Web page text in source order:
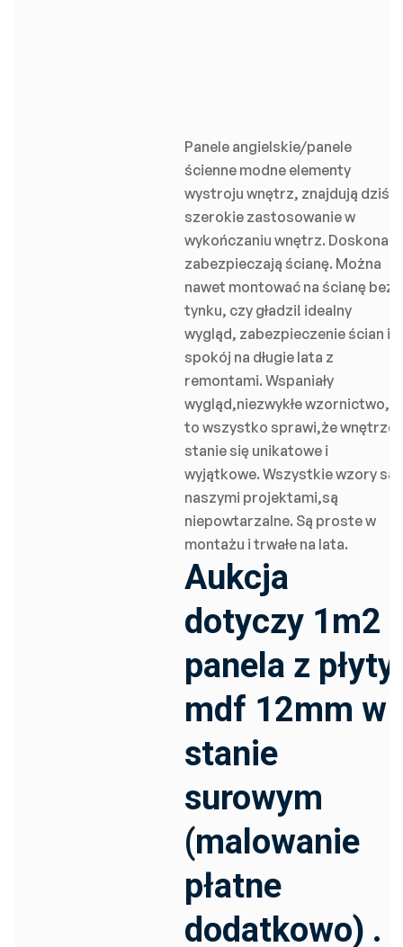
Panele angielskie/panele
ścienne modne elementy
wystroju wnętrz, znajdują dziś
szerokie zastosowanie w
wykończaniu wnętrz. Doskonale
zabezpieczają ścianę. Można
nawet montować na ścianę bez
tynku, czy gładzi! idealny
wygląd, zabezpieczenie ścian i
spokój na długie lata z
remontami. Wspaniały
wygląd,niezwykłe wzornictwo,
to wszystko sprawi,że wnętrze
stanie się unikatowe i
wyjątkowe. Wszystkie wzory są
naszymi projektami,są
niepowtarzalne. Są proste w
montażu i trwałe na lata.
Aukcja
dotyczy 1m2
panela z płyty
mdf 12mm w
stanie
surowym
(malowanie
płatne
dodatkowo) .